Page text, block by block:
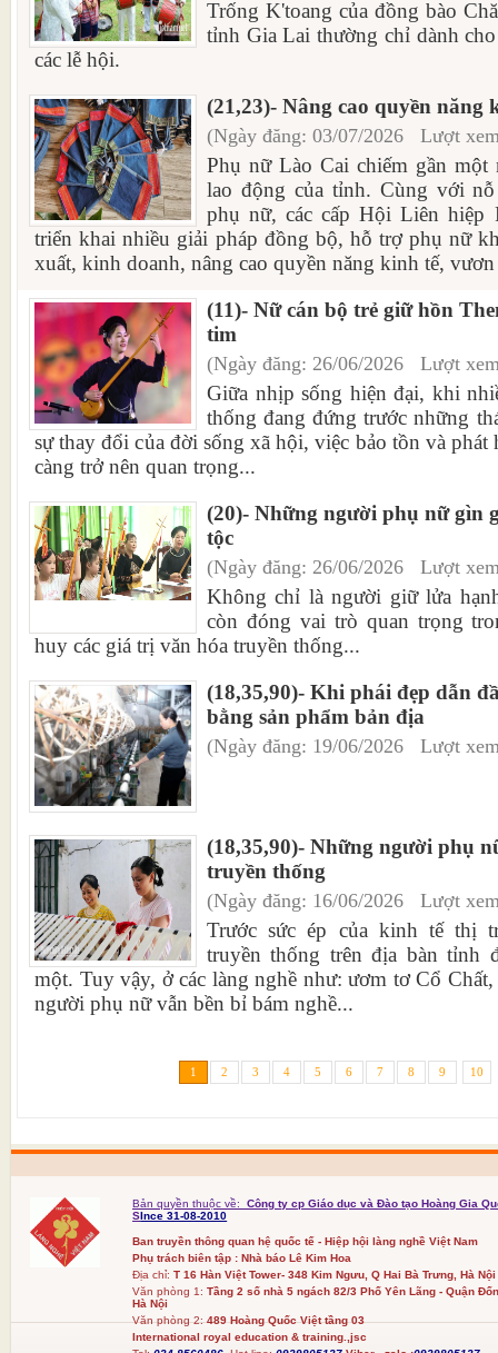
Trống K'toang của đồng bào
tỉnh Gia Lai thường chỉ dành
các lễ hội.
(21,23)- Nâng cao quyền năng
(Ngày đăng: 03/07/2026 Lượt
Phụ nữ Lào Cai chiếm gần một
lao động của tỉnh. Cùng với
phụ nữ, các cấp Hội Liên hiệp
triển khai nhiều giải pháp đồng bộ, hỗ trợ phụ nữ
xuất, kinh doanh, nâng cao quyền năng kinh tế,
(11)- Nữ cán bộ trẻ giữ hồn
tim
(Ngày đăng: 26/06/2026 Lượt
Giữa nhịp sống hiện đại, khi
thống đang đứng trước những
sự thay đổi của đời sống xã hội, việc bảo tồn và phát
càng trở nên quan trọng...
(20)- Những người phụ nữ gìn
tộc
(Ngày đăng: 26/06/2026 Lượt
Không chỉ là người giữ lửa
còn đóng vai trò quan trọng
huy các giá trị văn hóa truyền thống...
(18,35,90)- Khi phái đẹp dẫn
bằng sản phẩm bản địa
(Ngày đăng: 19/06/2026 Lượt
(18,35,90)- Những người phụ
truyền thống
(Ngày đăng: 16/06/2026 Lượt
Trước sức ép của kinh tế thị
truyền thống trên địa bàn tỉnh
một. Tuy vậy, ở các làng nghề như: ươm tơ Cổ
người phụ nữ vẫn bền bỉ bám nghề...
1 2 3 4 5 6 7 8 9 10
Bản quyền thuộc về:
Công ty cp Giáo dục và Đào tạo Hoàng Gia
SInce 31-08-2010
Ban truyền thông quan hệ quốc tế - Hiệp hội làng nghề Việt Nam
Phụ trách biên tập : Nhà báo Lê Kim Hoa
Địa chỉ: T 16 Hàn Việt Tower- 348 Kim Ngưu, Q Hai Bà Trưng, Hà Nội
Văn phòng 1:Tầng 2 số nhà 5 ngách 82/3 Phố Yên Lãng - Quận
Hà Nội
Văn phòng 2:489 Hoàng Quốc Việt tầng 03
International royal education & training.,jsc